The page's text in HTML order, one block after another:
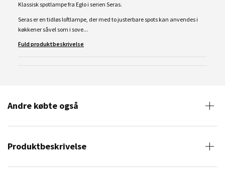
Klassisk spotlampe fra Eglo i serien Seras.
Seras er en tidløs loftlampe, der med to justerbare spots kan anvendes i
køkkener såvel som i sove...
Fuld produktbeskrivelse
Andre købte også
Produktbeskrivelse